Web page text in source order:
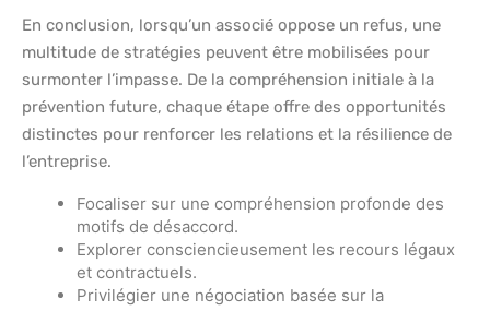
En conclusion, lorsqu’un associé oppose un refus, une
multitude de stratégies peuvent être mobilisées pour
surmonter l’impasse. De la compréhension initiale à la
prévention future, chaque étape offre des opportunités
distinctes pour renforcer les relations et la résilience de
l’entreprise.
Focaliser sur une compréhension profonde des
motifs de désaccord.
Explorer consciencieusement les recours légaux
et contractuels.
Privilégier une négociation basée sur la